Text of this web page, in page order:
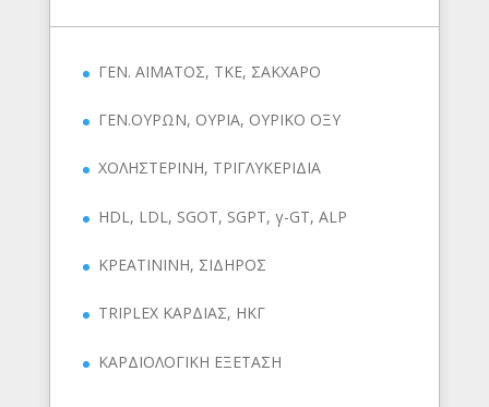
ΓΕΝ. ΑΙΜΑΤΟΣ, ΤΚΕ, ΣΑΚΧΑΡΟ
ΓΕΝ.ΟΥΡΩΝ, ΟΥΡΙΑ, ΟΥΡΙΚΟ ΟΞΥ
ΧΟΛΗΣΤΕΡΙΝΗ, ΤΡΙΓΛΥΚΕΡΙΔΙΑ
HDL, LDL, SGOT, SGPT, γ-GT, ALP
ΚΡΕΑΤΙΝΙΝΗ, ΣΙΔΗΡΟΣ
TRIPLEX ΚΑΡΔΙΑΣ, ΗΚΓ
ΚΑΡΔΙΟΛΟΓΙΚΗ ΕΞΕΤΑΣΗ